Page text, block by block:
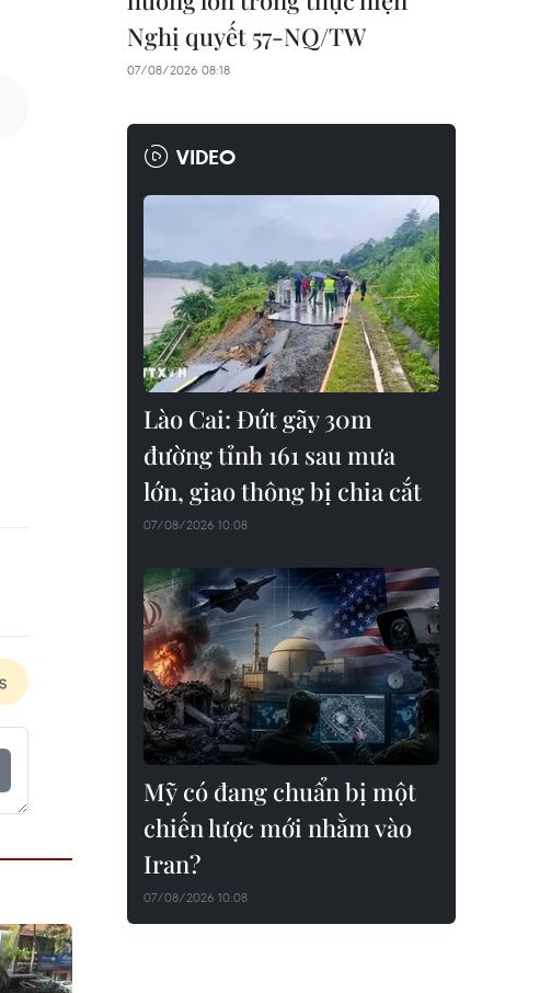
Nghị quyết 57-NQ/TW
07/08/2026 08:18
VIDEO
Lào Cai: Đứt gãy 30m
đường tỉnh 161 sau mưa
lớn, giao thông bị chia cắt
07/08/2026 10:08
Mỹ có đang chuẩn bị một
chiến lược mới nhằm vào
Iran?
07/08/2026 10:08